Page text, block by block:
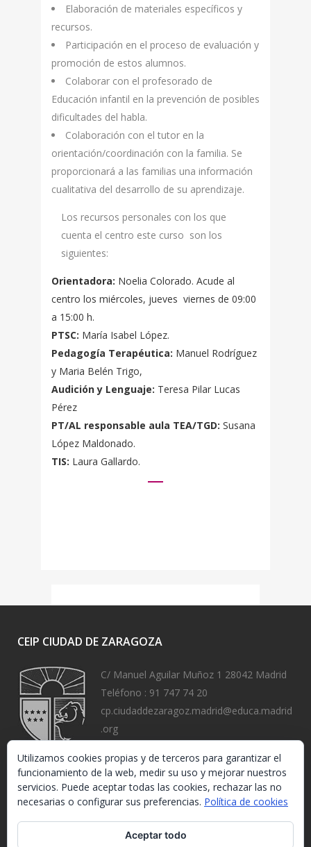
Elaboración de materiales específicos y
recursos.
Participación en el proceso de evaluación y
promoción de estos alumnos.
Colaborar con el profesorado de
Educación infantil en la prevención de posibles
dificultades del habla.
Colaboración con el tutor en la
orientación/coordinación con la familia. Se
proporcionará a las familias una información
cualitativa del desarrollo de su aprendizaje.
Los recursos personales con los que
cuenta el centro este curso son los
siguientes:
Orientadora: Noelia Colorado. Acude al
centro los miércoles, jueves viernes de 09:00
a 15:00 h.
PTSC: María Isabel López.
Pedagogía Terapéutica: Manuel Rodríguez
y Maria Belén Trigo,
Audición y Lenguaje: Teresa Pilar Lucas
Pérez
PT/AL responsable aula TEA/TGD: Susana
López Maldonado.
TIS: Laura Gallardo.
CEIP CIUDAD DE ZARAGOZA
C/ Manuel Aguilar Muñoz 1 28042 Madrid
Teléfono : 91 747 74 20
cp.ciudaddezaragoz.madrid@educa.madrid
.org
Utilizamos cookies propias y de terceros para garantizar el
funcionamiento de la web, medir su uso y mejorar nuestros
servicios. Puede aceptar todas las cookies, rechazar las no
necesarias o configurar sus preferencias. Política de cookies
Aceptar todo